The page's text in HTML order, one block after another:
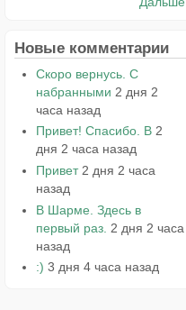
Новые комментарии
Скоро вернусь. С
набранными 2 дня 2
часа назад
Привет! Спасибо. В 2
дня 2 часа назад
Привет 2 дня 2 часа
назад
В Шарме. Здесь в
первый раз. 2 дня 2 часа
назад
:) 3 дня 4 часа назад